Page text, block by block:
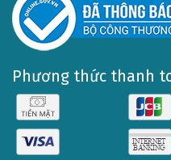
Phương thức thanh